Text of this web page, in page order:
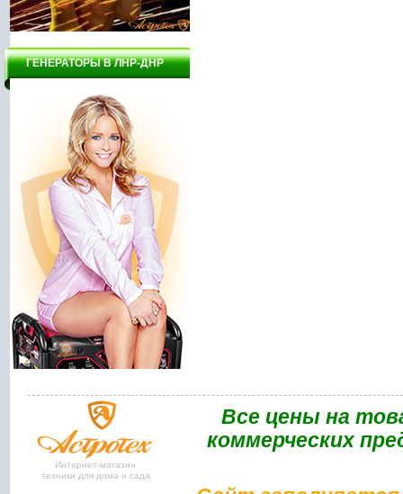
ГЕНЕРАТОРЫ В ЛНР-ДНР
Интернет-магазин
техники для дома и сада
Bce цены на
коммерческих